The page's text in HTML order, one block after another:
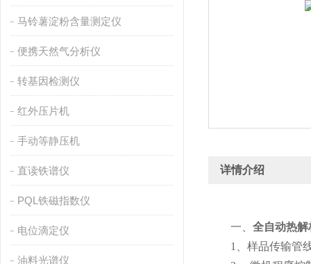
马铃薯淀粉含量测定仪
便携天然气分析仪
转基因检测仪
红外压片机
手动等静压机
直读铁谱仪
PQL铁磁指数仪
电位滴定仪
油料光谱仪
详情介绍
一、 全自动热解
1、样品传输管线